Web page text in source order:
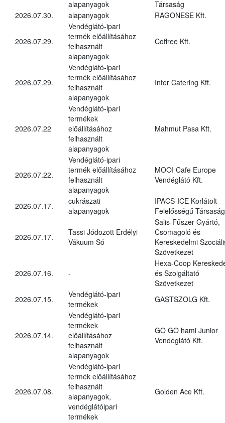
alapanyagok
Társaság
2026.07.30.
alapanyagok RAGONESE Kft.
2026.07.29.
Vendéglátó-ipari
termék előállításához
felhasznált
alapanyagok
Coffree Kft.
2026.07.29.
Vendéglátó-ipari
termék előállításához
felhasznált
alapanyagok
Inter Catering Kft.
2026.07.22
Vendéglátó-ipari
termékek
előállításához
felhasznált
alapanyagok
Mahmut Pasa Kft.
2026.07.22.
Vendéglátó-ipari
termék előállításához
felhasznált
alapanyagok
MOOI Cafe Europe
Vendéglátó Kft.
2026.07.17.
cukrászati
alapanyagok
IPACS-ICE Korlátolt
Felelősségű Társaság
2026.07.17.
Tassi Jódozott Erdélyi
Vákuum Só
Salis-Fűszer Gyártó,
Csomagoló és
Kereskedelmi
Szövetkezet
2026.07.16. -
Hexa-Coop
és Szolgáltató
Szövetkezet
2026.07.15.
Vendéglátó-ipari
termékek
GASTSZOLG Kft.
2026.07.14.
Vendéglátó-ipari
termékek
előállításához
felhasznált
alapanyagok
GO GO hami Junior
Vendéglátó Kft.
2026.07.08.
Vendéglátó-ipari
termék előállításához
felhasznált
alapanyagok,
vendéglátóipari
termékek
Golden Ace Kft.